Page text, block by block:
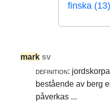
finska (13)
mark sv
definition:
bestående av berg
påverkas ...